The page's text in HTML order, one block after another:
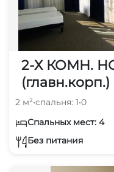
2-Х КОМН.
(главн.корп.)
2 м²•спальня: 1•0
Спальных мест: 4
Без питания